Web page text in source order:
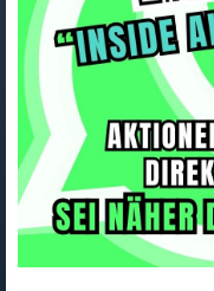
MICH
ABHOLUNG IN
pro Stück (inkl.
160,00